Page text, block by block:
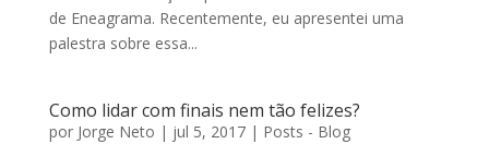
de Eneagrama. Recentemente, eu apresentei uma
palestra sobre essa...
Como lidar com finais nem tão felizes?
por Jorge Neto | jul 5, 2017| Posts - Blog